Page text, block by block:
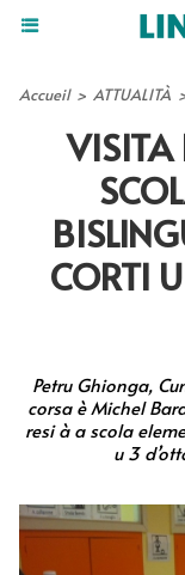
Accueil > ATTUALITÀ
VISITA
CORTI
Petru Ghionga,
corsa è Michel
resi à a scola
u 3